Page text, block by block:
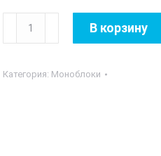
Количество
товара
V50T-
В корзину
Категория: Моноблоки